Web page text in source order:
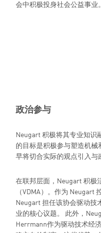
会中积极投身社会公益事业。
政治参与
Neugart 积极将其专业知识
的目标是积极参与塑造机
早将切合实际的观点引入与
在联邦层面，Neugart 积极
（VDMA）。作为 Neugart
Neugart 担任该协会驱动技
业的核心议题。 此外，
Herrmann作为驱动技术经